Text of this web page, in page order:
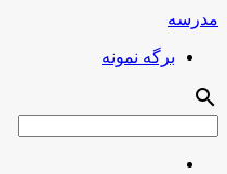
مدرسه
برگه نمونه
search